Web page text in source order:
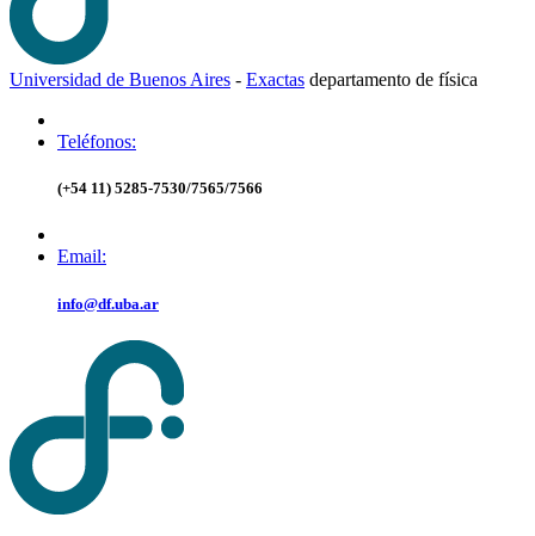
Universidad de Buenos Aires - Exactas departamento de física
Teléfonos:
(+54 11) 5285-7530/7565/7566
Email:
info@df.uba.ar